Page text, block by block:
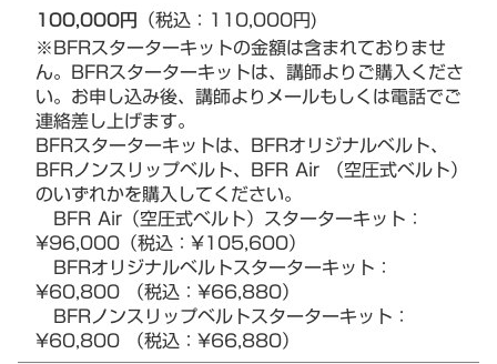
100,000円 （税込：110,000円)
※BFRスターターキットの金額は含まれておりませ
ん。BFRスターターキットは、講師よりご購入くださ
い。お申し込み後、講師よりメールもしくは電話でご
連絡差し上げます。
BFRスターターキットは、BFRオリジナルベルト、
BFRノンスリップベルト、BFR Air （空圧式ベルト）
のいずれかを購入してください。
BFR Air（空圧式ベルト）スターターキット：
¥96,000（税込：¥105,600）
BFRオリジナルベルトスターターキット：
¥60,800 （税込：¥66,880）
BFRノンスリップベルトスターターキット：
¥60,800 （税込：¥66,880）